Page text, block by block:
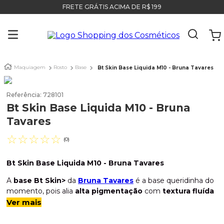
FRETE GRÁTIS ACIMA DE R$ 199
Maquiagem Rosto Base Bt Skin Base Liquida M10 - Bruna Tavares
Referência: 728101
Bt Skin Base Liquida M10 - Bruna
Tavares
☆☆☆☆☆ (0)
Bt Skin Base Liquida M10 - Bruna Tavares
A base Bt Skin> da Bruna Tavares é a base queridinha do
momento, pois alia alta pigmentação com textura fluída
e aveludada
Ver mais